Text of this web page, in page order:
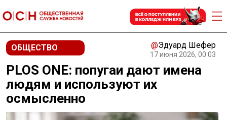
ОБЩЕСТВО @Эдуард Шефер
17 июня 2026, 00:03
PLOS ONE: попугаи дают имена
людям и используют их
осмысленно